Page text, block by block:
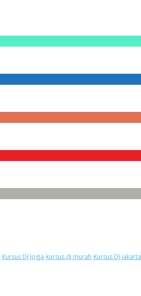
Kursus DJ Jogja kursus dj murah Kursus DJ jakarta